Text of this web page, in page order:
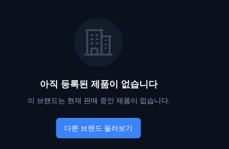
아직 등록된 제품이 없습니다
이 브랜드는 현재 판매 중인 제품이 없습니다.
다른 브랜드 둘러보기